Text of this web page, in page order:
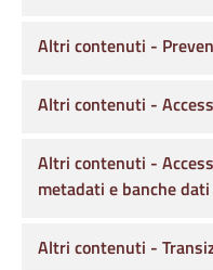
Altri contenuti -
Altri contenuti -
Altri contenuti -
metadati e banche dati
Altri contenuti -